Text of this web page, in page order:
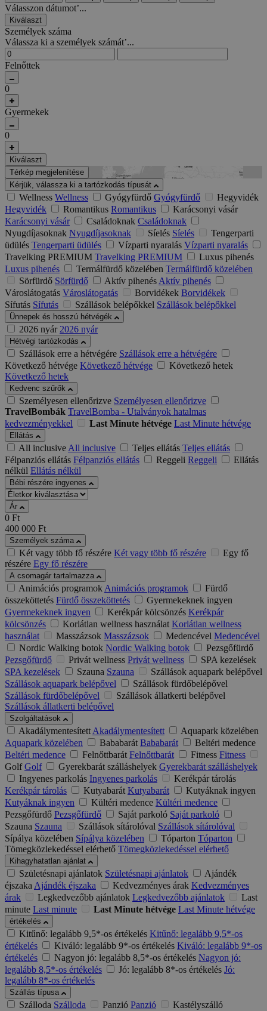
Válasszon dátumot’...
Kiválaszt
Személyek száma
Válassza ki a személyek számát’...
Felnőttek
0
Gyermekek
0
Kiválaszt
Térkép megjelenítése
Kérjük, válassza ki a tartózkodás típusát
Wellness Wellness Gyógyfürdő Gyógyfürdő
Hegyvidék
Hegyvidék
Romantikus Romantikus
Karácsonyi vásár
Karácsonyi vásár
Családoknak Családoknak
Nyugdíjasoknak Nyugdíjasoknak Síelés Síelés
Tengerparti
üdülés Tengerparti üdülés Vízparti nyaralás Vízparti nyaralás
Travelking PREMIUM Travelking PREMIUM
Luxus pihenés
Luxus pihenés
Termálfürdő közelében Termálfürdő közelében
Sörfürdő Sörfürdő Aktív pihenésAktív pihenés
Városlátogatás Városlátogatás Borvidékek Borvidékek
Sífutás Sífutás Szállások belépőkkel Szállások belépőkkel
Ünnepek és hosszú hétvégék
2026 nyár 2026 nyár
Hétvégi tartózkodás
Szállások erre a hétvégére Szállások erre a hétvégére
Következő hétvége Következő hétvége
Következő hetek
Következő hetek
Kedvenc szűrők
Személyesen ellenőrizve Személyesen ellenőrizve
TravelBombák TravelBomba - Utalványok hatalmas
kedvezményekkel
Last Minute hétvége Last Minute hétvége
Ellátás
All inclusiveAll inclusive Teljes ellátás Teljes ellátás
Félpanziós ellátás Félpanziós ellátás Reggeli Reggeli
Ellátás
nélkül Ellátás nélkül
Bébi részére ingyenes
Ár
0 Ft
400 000 Ft
Személyek száma
Két vagy több fő részére Két vagy több fő részére
Egy fő
részére Egy fő részére
A csomagár tartalmazza
Animációs programokAnimációs programok
Fürdő
összeköttetés Fürdő összeköttetés
Gyermekeknek ingyen
Gyermekeknek ingyen
Kerékpár kölcsönzés Kerékpár
kölcsönzés
Korlátlan wellness használat Korlátlan wellness
használat
Masszázsok Masszázsok Medencével Medencével
Nordic Walking botok Nordic Walking botok
Pezsgőfürdő
Pezsgőfürdő
Privát wellness Privát wellness
SPA kezelések
SPA kezelések
Szauna Szauna
Szállások aquapark belépővel
Szállások aquapark belépővel
Szállások fürdőbelépővel
Szállások fürdőbelépővel
Szállások állatkerti belépővel
Szállások állatkerti belépővel
Szolgáltatások
AkadálymentesítettAkadálymentesített
Aquapark közelében
Aquapark közelében
Bababarát Bababarát
Beltéri medence
Beltéri medence
Felnőttbarát Felnőttbarát Fitness Fitness
Golf Golf Gyerekbarát szálláshelyek Gyerekbarát szálláshelyek
Ingyenes parkolás Ingyenes parkolás
Kerékpár tárolás
Kerékpár tárolás
Kutyabarát Kutyabarát
Kutyáknak ingyen
Kutyáknak ingyen
Kültéri medence Kültéri medence
Pezsgőfürdő Pezsgőfürdő Saját parkoló Saját parkoló
Szauna Szauna Szállások sítárolóval Szállások sítárolóval
Sípálya közelében Sípálya közelében Tóparton Tóparton
Tömegközlekedéssel elérhető Tömegközlekedéssel elérhető
Kihagyhatatlan ajánlat
Születésnapi ajánlatok Születésnapi ajánlatok
Ajándék
éjszakaAjándék éjszaka Kedvezményes árak Kedvezményes
árak
Legkedvezőbb ajánlatok Legkedvezőbb ajánlatok
Last
minute Last minute Last Minute hétvége Last Minute hétvége
értékelés
Kitűnő: legalább 9,5*-os értékelés Kitűnő: legalább 9,5*-os
értékelés
Kiváló: legalább 9*-os értékelés Kiváló: legalább 9*-os
értékelés
Nagyon jó: legalább 8,5*-os értékelés Nagyon jó:
legalább 8,5*-os értékelés
Jó: legalább 8*-os értékelés Jó:
legalább 8*-os értékelés
Szállás típusa
Szálloda Szálloda Panzió Panzió
Kastélyszálló